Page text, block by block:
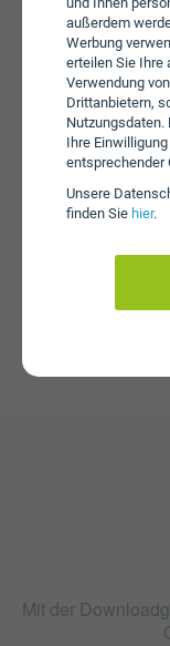
außerdem
Werbung
erteilen Sie Ihre
Verwendung
Drittanbietern,
Nutzungsdaten.
Ihre
entsprechender
Unsere
finden Sie hier.
69,90 an. Es
enthalten.
Datenstick
mit dem
Karte von
Mit der